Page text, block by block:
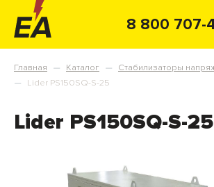
8 800 707-
Главная — Каталог — Стабилизаторы
— Lider PS150SQ-S-25
Lider PS150SQ-S-25